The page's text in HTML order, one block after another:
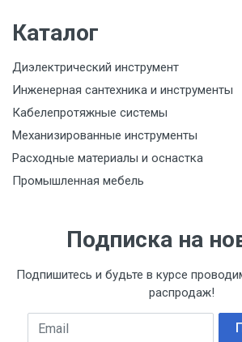
Каталог
Диэлектрический инструмент
Инженерная сантехника и инструменты
Кабелепротяжные системы
Механизированные инструменты
Расходные материалы и оснастка
Промышленная мебель
Подписка на
Подпишитесь и будьте в курсе
распродаж!
Email